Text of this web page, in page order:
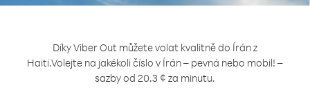
Díky Viber Out můžete volat kvalitně do Írán z
Haiti.Volejte na jakékoli číslo v Írán – pevná nebo mobil! –
sazby od 20.3 ¢ za minutu.